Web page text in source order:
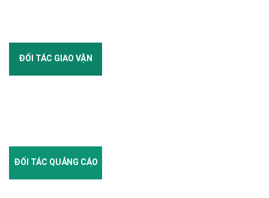
ĐỐI TÁC GIAO VẬN
ĐỐI TÁC QUẢNG CÁO